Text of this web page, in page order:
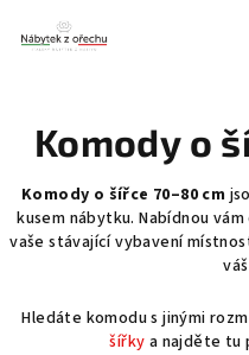
obsah
Komody o
Komody o šířce 70–80 cm
kusem nábytku. Nabídnou
vaše stávající vybavení
Hledáte komodu s jinými
šířky a najděte tu